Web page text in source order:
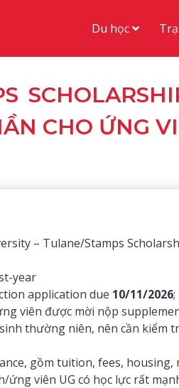
Du học
CHO ỨNG
– Tulane/Stamps
year
application due 10/11/2026
viên được mời nộp
thường niên, nên cần kiểm
gồm tuition, fees, housing,
ứng viên UG có học lực rất